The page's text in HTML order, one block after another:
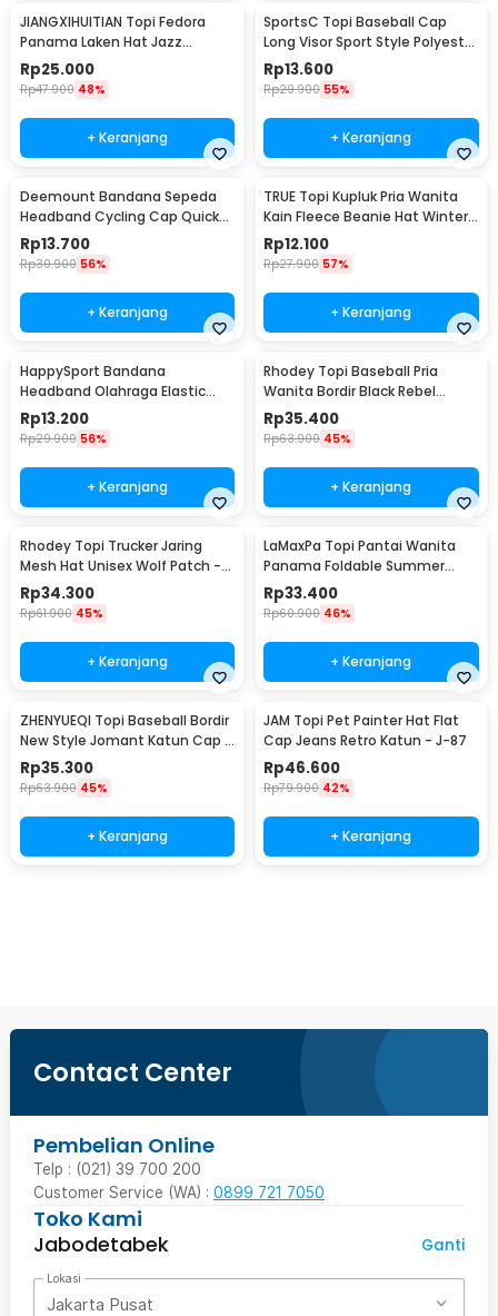
JIANGXIHUITIAN Topi Fedora
Panama Laken Hat Jazz
Classic Vintage - FS-219
Rp25.000
Rp47.900 48%
+ Keranjang
SportsC Topi Baseball Cap
Long Visor Sport Style Polyester
Cap - MZ87
Rp13.600
Rp29.900 55%
+ Keranjang
Deemount Bandana Sepeda
Headband Cycling Cap Quick
Dry - 22019
Rp13.700
Rp30.900 56%
+ Keranjang
TRUE Topi Kupluk Pria Wanita
Kain Fleece Beanie Hat Winter
- EC003
Rp12.100
Rp27.900 57%
+ Keranjang
HappySport Bandana
Headband Olahraga Elastic
Sport Hairbands Yoga - A83
Rp13.200
Rp29.900 56%
+ Keranjang
Rhodey Topi Baseball Pria
Wanita Bordir Black Rebel
Katun Cap - MZ004
Rp35.400
Rp63.900 45%
+ Keranjang
Rhodey Topi Trucker Jaring
Mesh Hat Unisex Wolf Patch -
DH-YK
Rp34.300
Rp61.900 45%
+ Keranjang
LaMaxPa Topi Pantai Wanita
Panama Foldable Summer
Beach Straw Hat 60cm -
WJ9024
Rp33.400
Rp60.900 46%
+ Keranjang
ZHENYUEQI Topi Baseball Bordir
New Style Jomant Katun Cap -
MZ085
Rp35.300
Rp63.900 45%
+ Keranjang
JAM Topi Pet Painter Hat Flat
Cap Jeans Retro Katun - J-87
Rp46.600
Rp79.900 42%
+ Keranjang
Contact Center
Pembelian Online
Telp : (021) 39 700 200
Customer Service (WA) : 0899 721 7050
Toko Kami
Jabodetabek
Ganti
Lokasi
Jakarta Pusat